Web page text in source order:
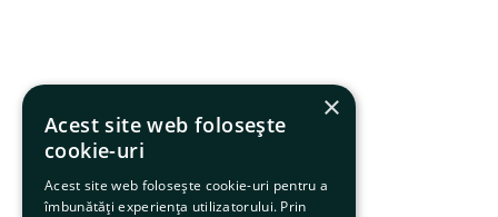
×
Acest site web folosește
cookie-uri
Acest site web folosește cookie-uri pentru a
îmbunătăți experiența utilizatorului. Prin